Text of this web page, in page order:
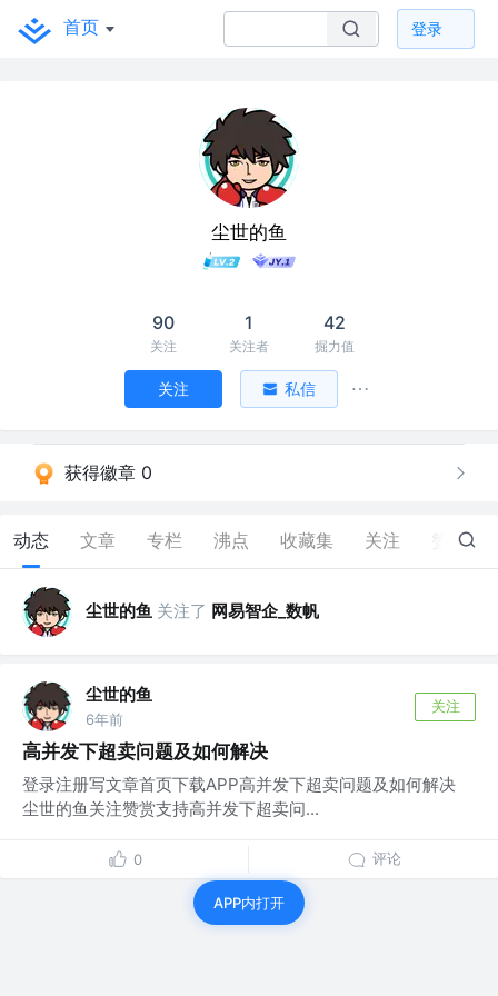
首页 登录
尘世的鱼
90
关注
1
关注者
42
掘力值
关注 私信
获得徽章 0
动态 文章 专栏 沸点 收藏集 关注 39
尘世的鱼 关注了 网易智企_数帆
尘世的鱼
6年前
关注
高并发下超卖问题及如何解决
登录注册写文章首页下载APP高并发下超卖问题及如何解决
尘世的鱼关注赞赏支持高并发下超卖问...
0 评论
APP内打开